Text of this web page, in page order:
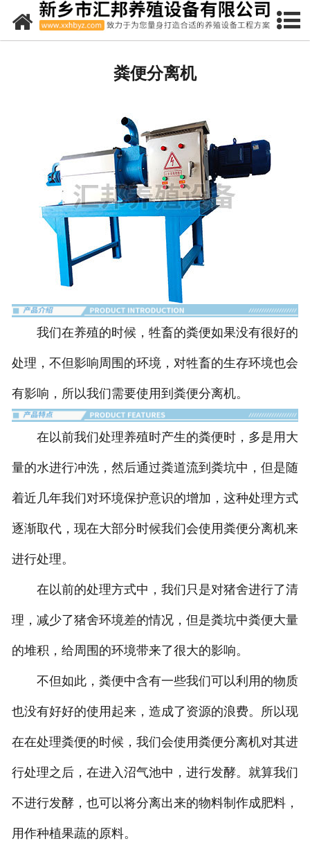
网站首页
料线
水泥漏粪地板
复合漏粪地板
欧式产床
限位栏
保育床
pvc中空板
不锈钢料槽
下料器
- 干湿下料器
- 干式下料器
- 螺旋挤压式固液分离机
- 斜筛式固液分离机
养殖场配套设备
饲料机搅拌机
猪用小推车
粪便分离机
我们在养殖的时候，牲畜的粪便如果没有很好的
处理，不但影响周围的环境，对牲畜的生存环境也会
有影响，所以我们需要使用到粪便分离机。
在以前我们处理养殖时产生的粪便时，多是用大
量的水进行冲洗，然后通过粪道流到粪坑中，但是随
着近几年我们对环境保护意识的增加，这种处理方式
逐渐取代，现在大部分时候我们会使用粪便分离机来
进行处理。
在以前的处理方式中，我们只是对猪舍进行了清
理，减少了猪舍环境差的情况，但是粪坑中粪便大量
的堆积，给周围的环境带来了很大的影响。
不但如此，粪便中含有一些我们可以利用的物质
也没有好好的使用起来，造成了资源的浪费。所以现
在在处理粪便的时候，我们会使用粪便分离机对其进
行处理之后，在进入沼气池中，进行发酵。就算我们
不进行发酵，也可以将分离出来的物料制作成肥料，
用作种植果蔬的原料。